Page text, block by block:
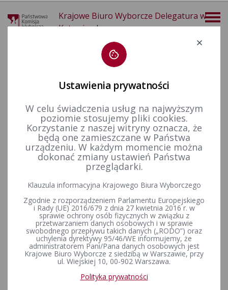
Krajowe Biuro Wyborcze Delegatura w
Katowicach
Wybory w toku kadencji DRUKI ZGŁOSZENIOWE KOMITETÓW WYBORCZYCH W WYBORACH PRZEDTERMINOWYCH PREZYDENTA MIASTA ZABRZE
DRUKI ZGŁOSZENIOWE
KOMITETÓW WYBORCZYCH W
WYBORACH
PRZEDTERMINOWYCH
PREZYDENTA MIASTA ZABRZE
Dokumenty wymagane do złożenia zawiadomienia o utworzeniu
W zależności od rodzaju tworzonego komitetu wyborczego, proszę
Ustawienia prywatności
W celu świadczenia usług na najwyższym
poziomie stosujemy pliki cookies.
Korzystanie z naszej witryny oznacza, że
będą one zamieszczane w Państwa
urządzeniu. W każdym momencie można
dokonać zmiany ustawień Państwa
przeglądarki.
Klauzula informacyjna Krajowego Biura Wyborczego
Zgodnie z rozporządzeniem Parlamentu Europejskiego
i Rady (UE) 2016/679 z dnia 27 kwietnia 2016 r. w
sprawie ochrony osób fizycznych w związku z
przetwarzaniem danych osobowych i w sprawie
swobodnego przepływu takich danych („RODO”) oraz
uchylenia dyrektywy 95/46/WE informujemy, że
administratorem Pani/Pana danych osobowych jest
Krajowe Biuro Wyborcze z siedzibą w Warszawie, przy
ul. Wiejskiej 10, 00-902 Warszawa.
Polityka prywatności